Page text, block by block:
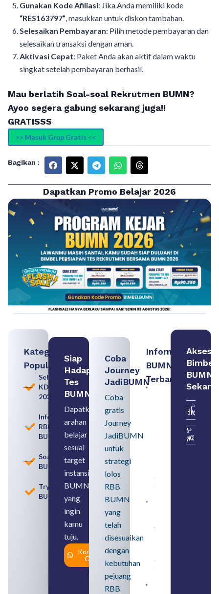
Gunakan Kode Afiliasi: Jika Anda memiliki kode
“RES163797”, masukkan untuk diskon tambahan.
Selesaikan Pembayaran: Pilih metode pembayaran dan
selesaikan transaksi dengan aman.
Aktivasi Cepat: Paket Anda akan aktif dalam waktu
singkat setelah pembayaran berhasil.
Mau berlatih Soal-soal Rekrutmen BUMN?
Ayoo segera gabung sekarang juga!!
GRATISSS
>> Masuk Grup Gratis <<
Bagikan :
Dapatkan Promo Belajar 2026
Kategori
Populer
Seleksi
KDKMP
2026
Informasi
RBB
BUMN
Soal
BUMN
Tryout
BUMN
Siap
Hadapi
Tes
BUMN
Dapatkan
arahan
belajar
sesuai
target
instansi
BUMN
yang
ingin
kamu
tuju.
Konsultasi
Gratis
Coba
Journey
JadiBUMN
Coba
gratis
Journey
JadiBUMN
untuk
strategi
lolos
RBB
BUMN
yang
telah
disesuaikan
dengan
kebutuhan
pejuang
RBB
Informasi
BUMN
Terbaru:
SMA
Syarat,
August 5,
2026
yang
August 4,
2026
Akses
Bimbel
BUMN